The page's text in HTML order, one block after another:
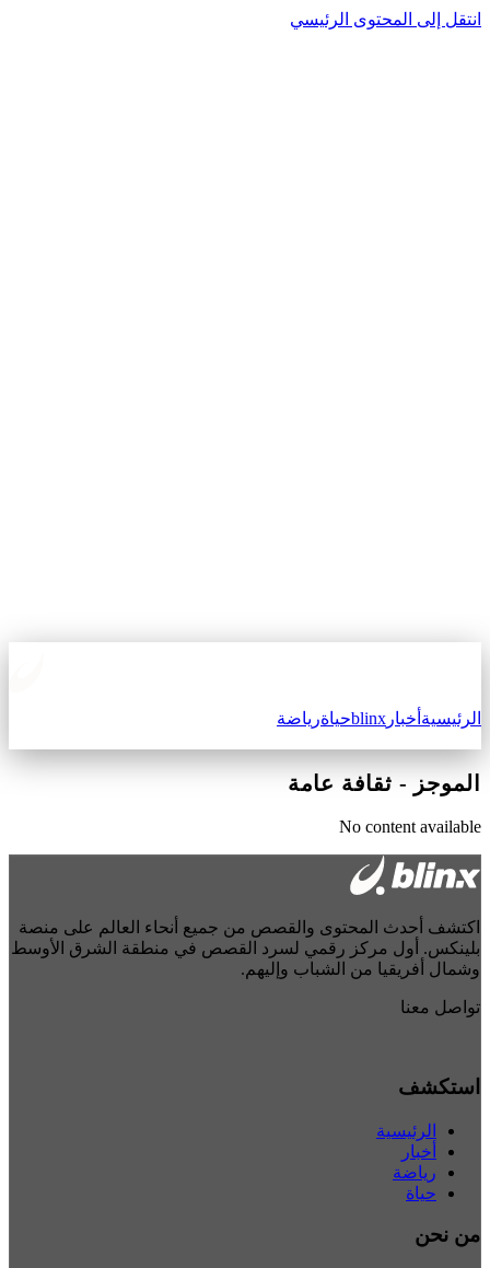
انتقل إلى المحتوى الرئيسي
الرئيسية أخبار blinxحياةرياضة
الموجز - ثقافة عامة
No content available
اكتشف أحدث المحتوى والقصص من جميع أنحاء العالم على منصة
بلينكس. أول مركز رقمي لسرد القصص في منطقة الشرق الأوسط
وشمال أفريقيا من الشباب وإليهم.
تواصل معنا
استكشف
الرئيسية
أخبار
رياضة
حياة
من نحن